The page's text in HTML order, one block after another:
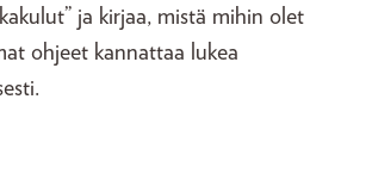
ja kirjaa, mistä mihin olet
ohjeet kannattaa lukea